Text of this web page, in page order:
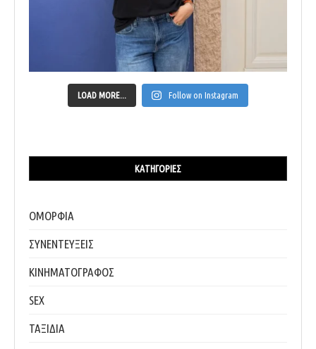
LOAD MORE... Follow on Instagram
ΚΑΤΗΓΟΡΊΕΣ
ΟΜΟΡΦΙΑ
ΣΥΝΕΝΤΕΥΞΕΙΣ
ΚΙΝΗΜΑΤΟΓΡΑΦΟΣ
SEX
ΤΑΞΙΔΙΑ